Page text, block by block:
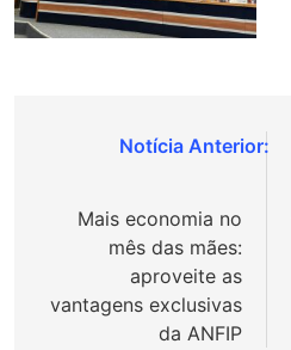
Navegação
Post
Mais economia no
mês das mães:
aproveite as
vantagens exclusivas
da ANFIP